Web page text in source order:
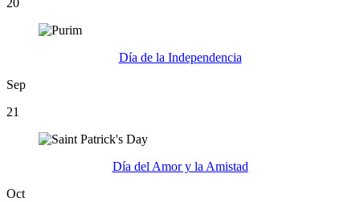
20
Día de la Independencia
Sep
21
Día del Amor y la Amistad
Oct